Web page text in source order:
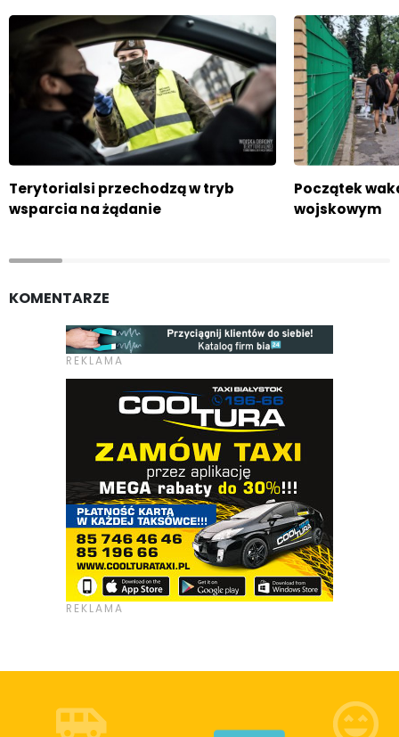
Terytorialsi przechodzą w tryb
wsparcia na żądanie
Początek
wojskowym
KOMENTARZE